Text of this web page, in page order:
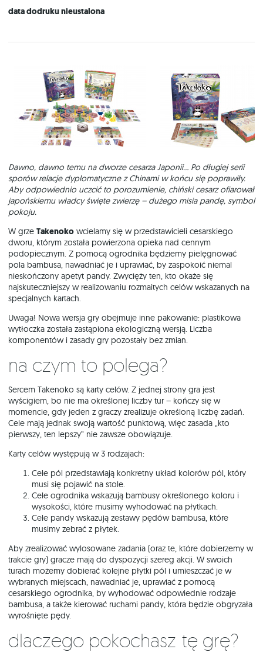
data dodruku nieustalona
Dawno, dawno temu na dworze cesarza Japonii… Po długiej serii
sporów relacje dyplomatyczne z Chinami w końcu się poprawiły.
Aby odpowiednio uczcić to porozumienie, chiński cesarz ofiarował
japońskiemu władcy święte zwierzę – dużego misia pandę, symbol
pokoju.
W grze Takenoko wcielamy się w przedstawicieli cesarskiego
dworu, którym została powierzona opieka nad cennym
podopiecznym. Z pomocą ogrodnika będziemy pielęgnować
pola bambusa, nawadniać je i uprawiać, by zaspokoić niemal
nieskończony apetyt pandy. Zwycięży ten, kto okaże się
najskuteczniejszy w realizowaniu rozmaitych celów wskazanych na
specjalnych kartach.
Uwaga! Nowa wersja gry obejmuje inne pakowanie: plastikowa
wytłoczka została zastąpiona ekologiczną wersją. Liczba
komponentów i zasady gry pozostały bez zmian.
Na czym to polega?
Sercem Takenoko są karty celów. Z jednej strony gra jest
wyścigiem, bo nie ma określonej liczby tur – kończy się w
momencie, gdy jeden z graczy zrealizuje określoną liczbę zadań.
Cele mają jednak swoją wartość punktową, więc zasada „kto
pierwszy, ten lepszy” nie zawsze obowiązuje.
Karty celów występują w 3 rodzajach:
Cele pól przedstawiają konkretny układ kolorów pól, który
musi się pojawić na stole.
Cele ogrodnika wskazują bambusy określonego koloru i
wysokości, które musimy wyhodować na płytkach.
Cele pandy wskazują zestawy pędów bambusa, które
musimy zebrać z płytek.
Aby zrealizować wylosowane zadania (oraz te, które dobierzemy w
trakcie gry) gracze mają do dyspozycji szereg akcji. W swoich
turach możemy dobierać kolejne płytki pól i umieszczać je w
wybranych miejscach, nawadniać je, uprawiać z pomocą
cesarskiego ogrodnika, by wyhodować odpowiednie rodzaje
bambusa, a także kierować ruchami pandy, która będzie obgryzała
wyrośnięte pędy.
Dlaczego pokochasz tę grę?